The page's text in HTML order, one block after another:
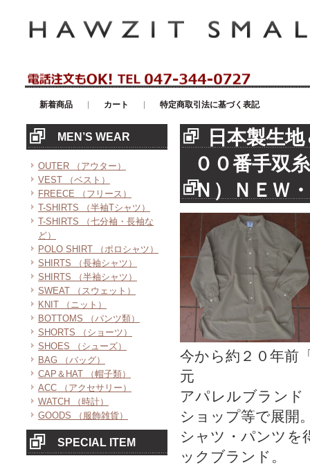
新着商品 カート 特定商取引法に基づく表記
MEN’S WEAR
OUTER （アウター）
VEST （ベスト）
FREECE （フリース）
T-SHIRTS （半袖Tシャツ）
T-SHIRTS （七分袖・長袖な
ど）
POLO SHIRT （ポロシャツ）
SHIRTS （長袖シャツ）
SHIRTS （半袖シャツ）
SWEAT （スウェット）
KNIT （ニット）
BOTTOMS （パンツ類）
SHORTS （ショーツ）
SHOES （シューズ）
BAG （バッグ）
CAP＆HAT （帽子類）
ACC （アクセサリー）
WATCH （時計）
GOODS （服飾雑貨）
SPECIAL ITEM
日本製生
００番手双
Ｎ）ＮＥＷ
今から約２０年前
元
アパレルブランド
ショップ等で展開
シャツ・パンツを
ックブランド。